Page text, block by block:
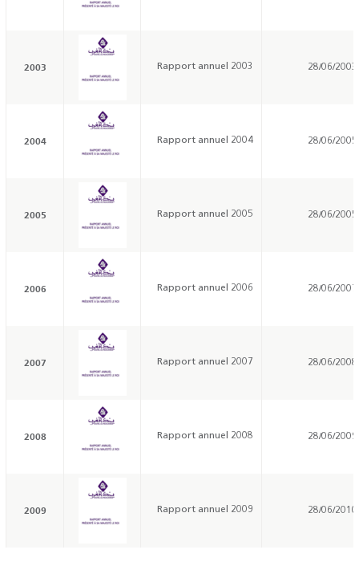
2003 Rapport annuel 2003 28/06/2003
2004 Rapport annuel 2004 28/06/2005
2005 Rapport annuel 2005 28/06/2005
2006 Rapport annuel 2006 28/06/2007
2007 Rapport annuel 2007 28/06/2008
2008 Rapport annuel 2008 28/06/2009
2009 Rapport annuel 2009 28/06/2010